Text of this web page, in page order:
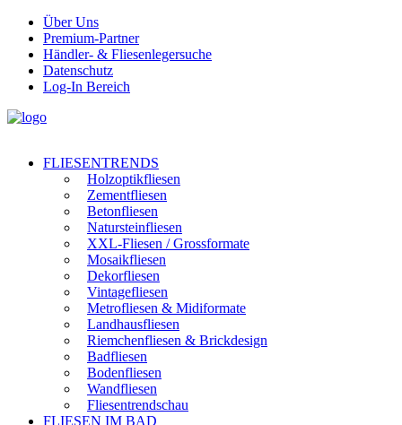
Über Uns
Premium-Partner
Händler- & Fliesenlegersuche
Datenschutz
Log-In Bereich
FLIESENTRENDS
Holzoptikfliesen
Zementfliesen
Betonfliesen
Natursteinfliesen
XXL-Fliesen / Grossformate
Mosaikfliesen
Dekorfliesen
Vintagefliesen
Metrofliesen & Midiformate
Landhausfliesen
Riemchenfliesen & Brickdesign
Badfliesen
Bodenfliesen
Wandfliesen
Fliesentrendschau
FLIESEN IM BAD